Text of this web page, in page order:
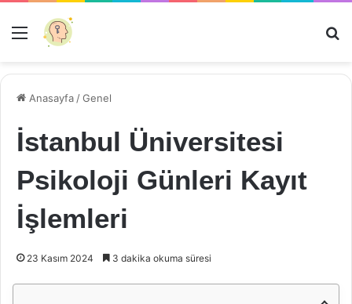
Menü
Anasayfa /Genel
İstanbul Üniversitesi
Psikoloji Günleri Kayıt
İşlemleri
23 Kasım 2024 3 dakika okuma süresi